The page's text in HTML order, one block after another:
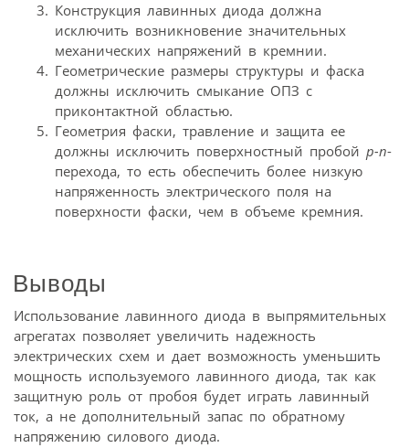
Конструкция лавинных диода должна
исключить возникновение значительных
механических напряжений в кремнии.
Геометрические размеры структуры и фаска
должны исключить смыкание ОПЗ с
приконтактной областью.
Геометрия фаски, травление и защита ее
должны исключить поверхностный пробой p-n-
перехода, то есть обеспечить более низкую
напряженность электрического поля на
поверхности фаски, чем в объеме кремния.
Выводы
Использование лавинного диода в выпрямительных
агрегатах позволяет увеличить надежность
электрических схем и дает возможность уменьшить
мощность используемого лавинного диода, так как
защитную роль от пробоя будет играть лавинный
ток, а не дополнительный запас по обратному
напряжению силового диода.